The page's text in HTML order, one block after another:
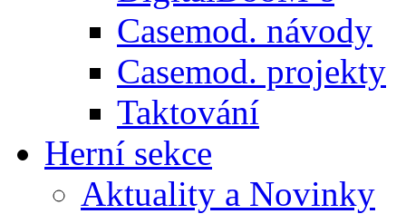
Casemod. návody
Casemod. projekty
Taktování
Herní sekce
Aktuality a Novinky